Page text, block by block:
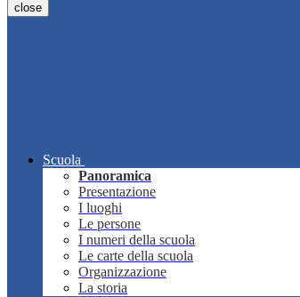
close
Scuola
Panoramica
Presentazione
I luoghi
Le persone
I numeri della scuola
Le carte della scuola
Organizzazione
La storia